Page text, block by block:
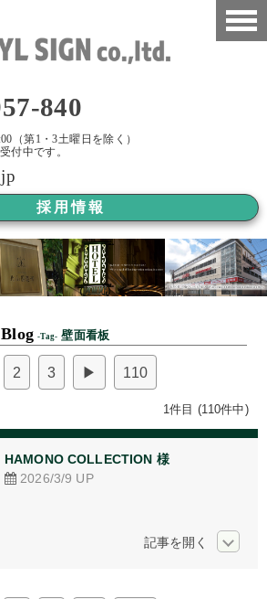
施工事例
概要
看板
施工ブログ
ある質問
市新景観条例
Before After
デザイン
談からの流れ
840
（第1・3土曜日を除く）
付中です。
採用情報
-Tag- 壁面看板
2 3 ▶ 110
1件目 (110件中)
HAMONO COLLECTION 様
2026/3/9 UP